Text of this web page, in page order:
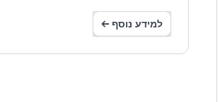
למידע נוסף ←